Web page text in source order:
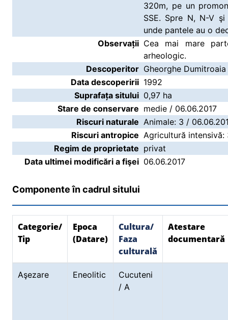
320m, pe un
SSE. Spre N, N-V
unde pantele au o
Observații Cea mai mare
arheologic.
Descoperitor Gheorghe Dumitroaia
Data descoperirii 1992
Suprafața sitului 0,97 ha
Stare de conservare medie / 06.06.2017
Riscuri naturale Animale: 3 /
Riscuri antropice Agricultură intensivă:
Regim de proprietate privat
Data ultimei modificări a fişei 06.06.2017
Componente în cadrul sitului
Categorie/
Tip
Epoca
(Datare)
Cultura/
Faza
culturală
Atestare
documentară
Aşezare Eneolitic
Cucuteni
/ A